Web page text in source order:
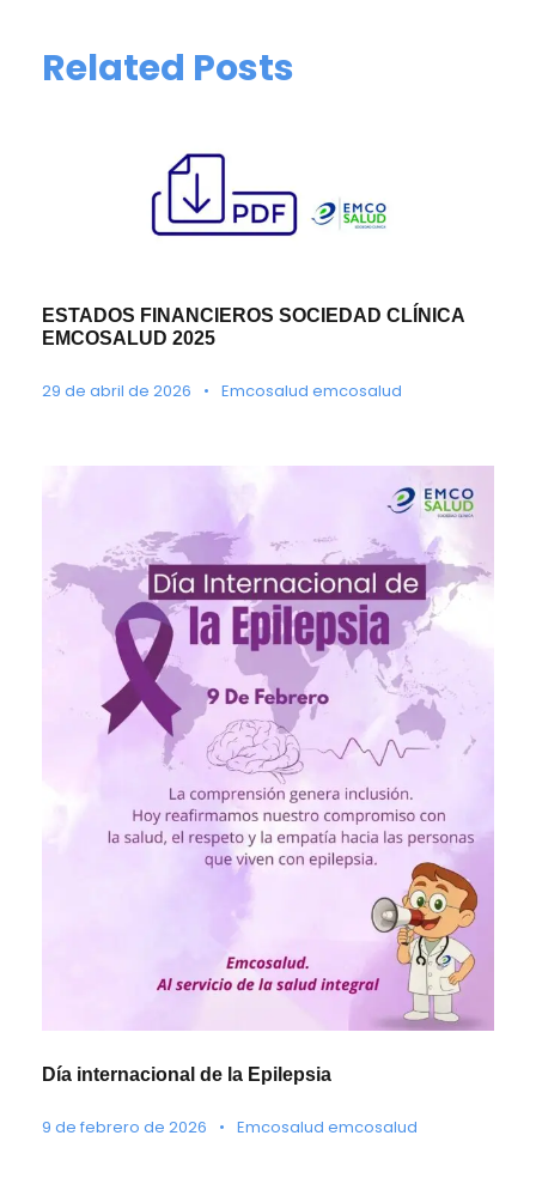
Related Posts
ESTADOS FINANCIEROS SOCIEDAD CLÍNICA
EMCOSALUD 2025
29 de abril de 2026 • Emcosalud emcosalud
Día internacional de la Epilepsia
9 de febrero de 2026 • Emcosalud emcosalud